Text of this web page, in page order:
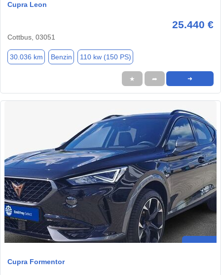
Cupra Leon
25.440 €
Cottbus, 03051
30.036 km Benzin 110 kw (150 PS)
★ ➦ ➜
Cupra Formentor